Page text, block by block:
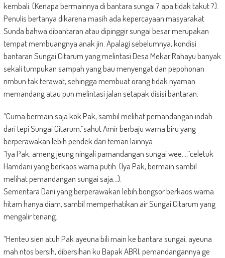
kembali. (Kenapa bermainnya di bantara sungai ? apa tidak takut ?).
Penulis bertanya dikarena masih ada kepercayaan masyarakat
Sunda bahwa dibantaran atau dipinggir sungai besar merupakan
tempat membuangnya anak jin. Apalagi sebelumnya, kondisi
bantaran Sungai Citarum yang melintasi Desa Mekar Rahayu banyak
sekali tumpukan sampah yang bau menyengat dan pepohonan
rimbun tak terawat, sehingga membuat orang tidak nyaman
memandang atau pun melintasi jalan setapak disisi bantaran.
“Cuma bermain saja kok Pak, sambil melihat pemandangan indah
dari tepi Sungai Citarum,”sahut Amir berbaju warna biru yang
berperawakan lebih pendek dari teman lainnya.
“Iya Pak, ameng jeung ningali pamandangan sungai wee…,”celetuk
Hamdani yang berkaos warna putih. (Iya Pak, bermain sambil
melihat pemandangan sungai saja…).
Sementara Dani yang berperawakan lebih bongsor berkaos warna
hitam hanya diam, sambil memperhatikan air Sungai Citarum yang
mengalir tenang.
“Henteu sien atuh Pak ayeuna bili main ke bantara sungai, ayeuna
mah ntos bersih, dibersihan ku Bapak ABRI, pemandangannya ge